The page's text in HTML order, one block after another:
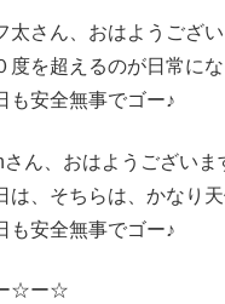
太さん、おはようござい
度を超えるのが日常に
も安全無事でゴー♪
さん、おはようございま
は、そちらは、かなり
も安全無事でゴー♪
☆ー☆